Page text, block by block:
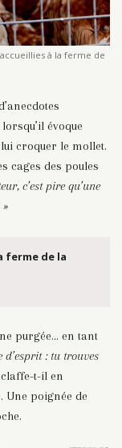
à la ferme de
évoque
croquer le mollet.
cages des poules
c’est pire qu’une
ferme de la
purgée… en tant
d’esprit : tu trouves
t-il en
Une poignée de